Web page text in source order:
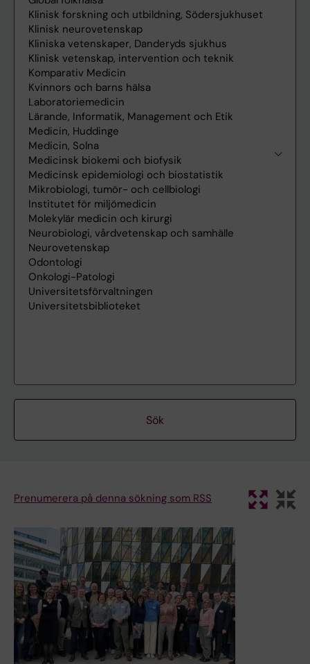
Prenumerera på denna sökning som RSS